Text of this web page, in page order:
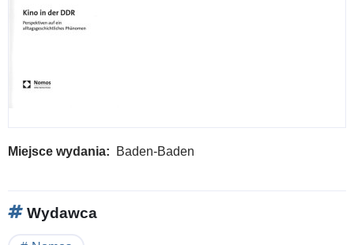
Miejsce wydania Baden-Baden
Wydawca